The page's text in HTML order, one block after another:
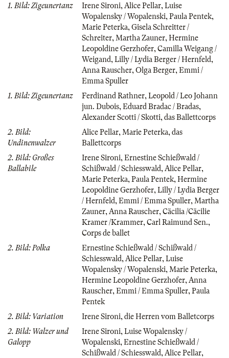
1. Bild: Zigeunertanz Irene Sironi, Alice Pellar, Luise
Wopalensky / Wopalenski, Paula Pentek,
Marie Peterka, Gisela Schreitter /
Schreiter, Martha Zauner, Hermine
Leopoldine Gerzhofer, Camilla Weigang /
Weigand, Lilly / Lydia Berger / Hernfeld,
Anna Rauscher, Olga Berger, Emmi /
Emma Spuller
1. Bild: Zigeunertanz
Ferdinand Rathner, Leopold / Leo Johann
jun. Dubois, Eduard Bradac / Bradas,
Alexander Scotti / Skotti, das Ballettcorps
2. Bild:
Undinenwalzer
Alice Pellar, Marie Peterka, das
Ballettcorps
2. Bild: Großes
Ballabile
Irene Sironi, Ernestine Schießwald /
Schißwald / Schiesswald, Alice Pellar,
Marie Peterka, Paula Pentek, Hermine
Leopoldine Gerzhofer, Lilly / Lydia Berger
/ Hernfeld, Emmi / Emma Spuller, Martha
Zauner, Anna Rauscher, Cäcilia /Cäcilie
Kramer /Krammer, Carl Raimund Sen.,
Corps de ballet
2. Bild: Polka
Ernestine Schießwald / Schißwald /
Schiesswald, Alice Pellar, Luise
Wopalensky / Wopalenski, Marie Peterka,
Hermine Leopoldine Gerzhofer, Anna
Rauscher, Emmi / Emma Spuller, Paula
Pentek
2. Bild: Variation
Irene Sironi, die Herren vom Balletcorps
2. Bild: Walzer und
Galopp
Irene Sironi, Luise Wopalensky /
Wopalenski, Ernestine Schießwald /
Schißwald / Schiesswald, Alice Pellar,